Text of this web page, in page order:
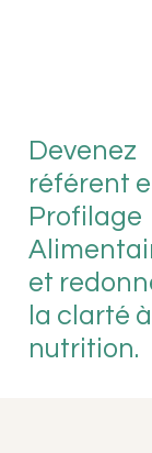
Devenez
référent
Profilage
et
la clarté
nutrition.